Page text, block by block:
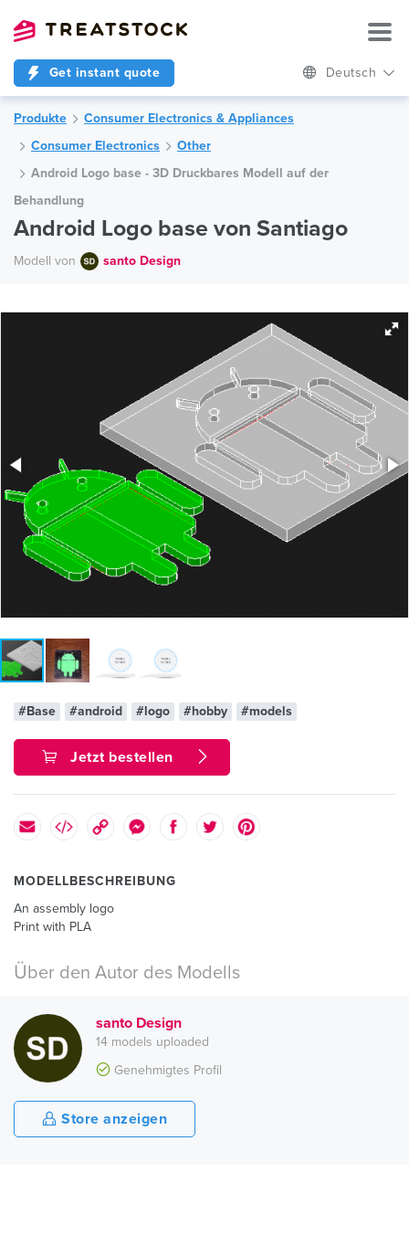
Get instant quote Deutsch
Produkte
Consumer Electronics & Appliances
Consumer Electronics
Other
Android Logo base - 3D Druckbares Modell auf der
Behandlung
Android Logo base von Santiago
Modell von santo Design
#Base #android #logo #hobby #models
Jetzt bestellen
MODELLBESCHREIBUNG
An assembly logo
Print with PLA
Über den Autor des Modells
santo Design
14 models uploaded
Genehmigtes Profil
Store anzeigen